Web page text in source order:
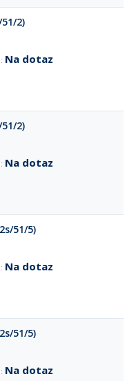
2)
Na dotaz
2)
Na dotaz
51/5)
Na dotaz
51/5)
Na dotaz